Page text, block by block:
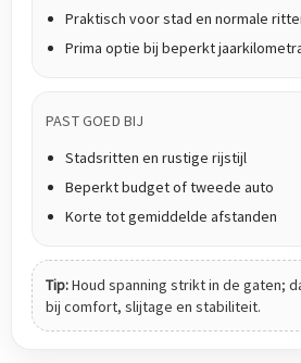
Praktisch voor stad en normale
Prima optie bij beperkt
PAST GOED BIJ
Stadsritten en rustige rijstijl
Beperkt budget of tweede auto
Korte tot gemiddelde afstanden
Tip:Houd spanning strikt in de gaten;
bij comfort, slijtage en stabiliteit.